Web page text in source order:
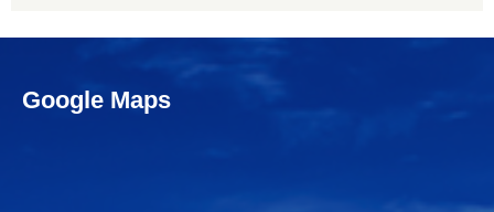
Google Maps